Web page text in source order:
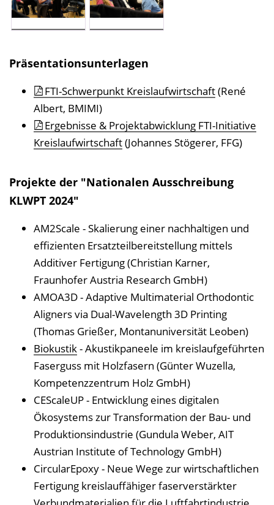
Präsentationsunterlagen
FTI-Schwerpunkt Kreislaufwirtschaft(René
Albert, BMIMI)
Ergebnisse & Projektabwicklung FTI-Initiative
Kreislaufwirtschaft(Johannes Stögerer, FFG)
Projekte der "Nationalen Ausschreibung
KLWPT 2024"
AM2Scale - Skalierung einer nachhaltigen und
effizienten Ersatzteilbereitstellung mittels
Additiver Fertigung (Christian Karner,
Fraunhofer Austria Research GmbH)
AMOA3D - Adaptive Multimaterial Orthodontic
Aligners via Dual-Wavelength 3D Printing
(Thomas Grießer, Montanuniversität Leoben)
Biokustik- Akustikpaneele im kreislaufgeführten
Faserguss mit Holzfasern (Günter Wuzella,
Kompetenzzentrum Holz GmbH)
CEScaleUP - Entwicklung eines digitalen
Ökosystems zur Transformation der Bau- und
Produktionsindustrie (Gundula Weber, AIT
Austrian Institute of Technology GmbH)
CircularEpoxy - Neue Wege zur wirtschaftlichen
Fertigung kreislauffähiger faserverstärkter